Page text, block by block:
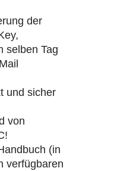
der
selben Tag
und sicher
von
(in
verfügbaren